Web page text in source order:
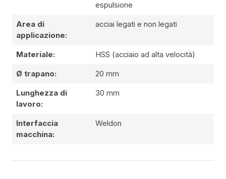
espulsione
Area di
applicazione:
acciai legati e non legati
Materiale: HSS (acciaio ad alta velocità)
Ø trapano: 20 mm
Lunghezza di
lavoro:
30 mm
Interfaccia
macchina:
Weldon